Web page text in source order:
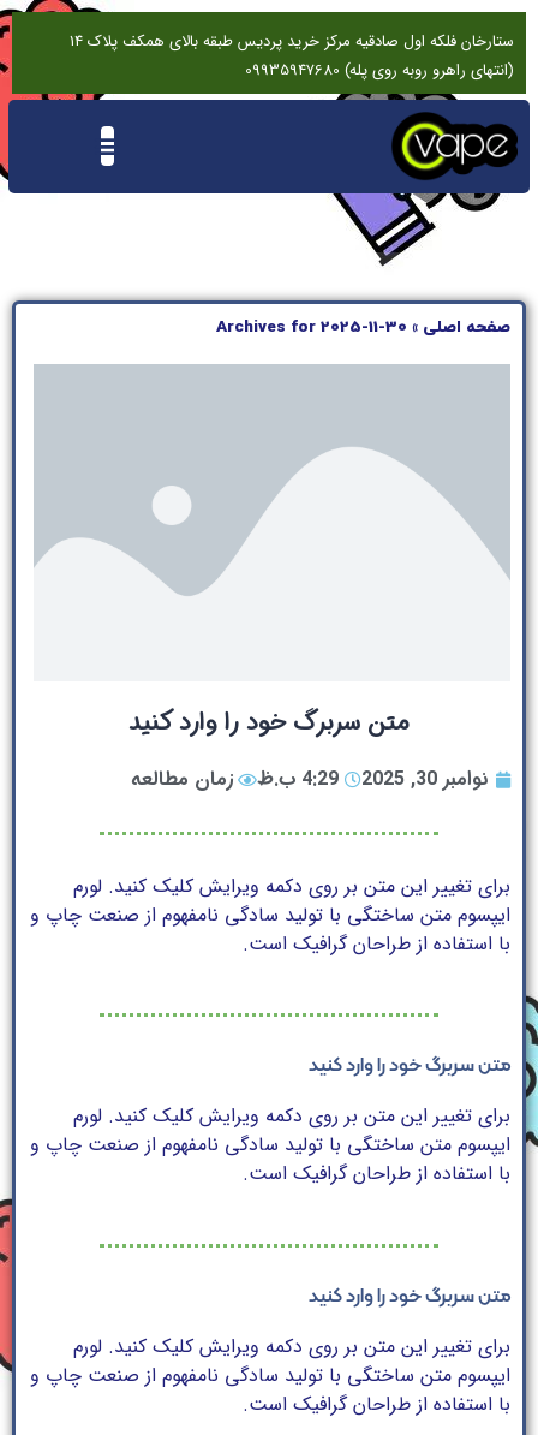
ستارخان فلکه اول صادقیه مرکز خرید پردیس طبقه بالای همکف پلاک 14
(انتهای راهرو روبه روی پله) 09935947680
صفحه اصلی »
Archives for 2025-11-30
متن سربرگ خود را وارد کنید
نوامبر 30, 2025 4:29 ب.ظ زمان مطالعه
برای تغییر این متن بر روی دکمه ویرایش کلیک کنید. لورم
ایپسوم متن ساختگی با تولید سادگی نامفهوم از صنعت چاپ و
با استفاده از طراحان گرافیک است.
متن سربرگ خود را وارد کنید
برای تغییر این متن بر روی دکمه ویرایش کلیک کنید. لورم
ایپسوم متن ساختگی با تولید سادگی نامفهوم از صنعت چاپ و
با استفاده از طراحان گرافیک است.
متن سربرگ خود را وارد کنید
برای تغییر این متن بر روی دکمه ویرایش کلیک کنید. لورم
ایپسوم متن ساختگی با تولید سادگی نامفهوم از صنعت چاپ و
با استفاده از طراحان گرافیک است.